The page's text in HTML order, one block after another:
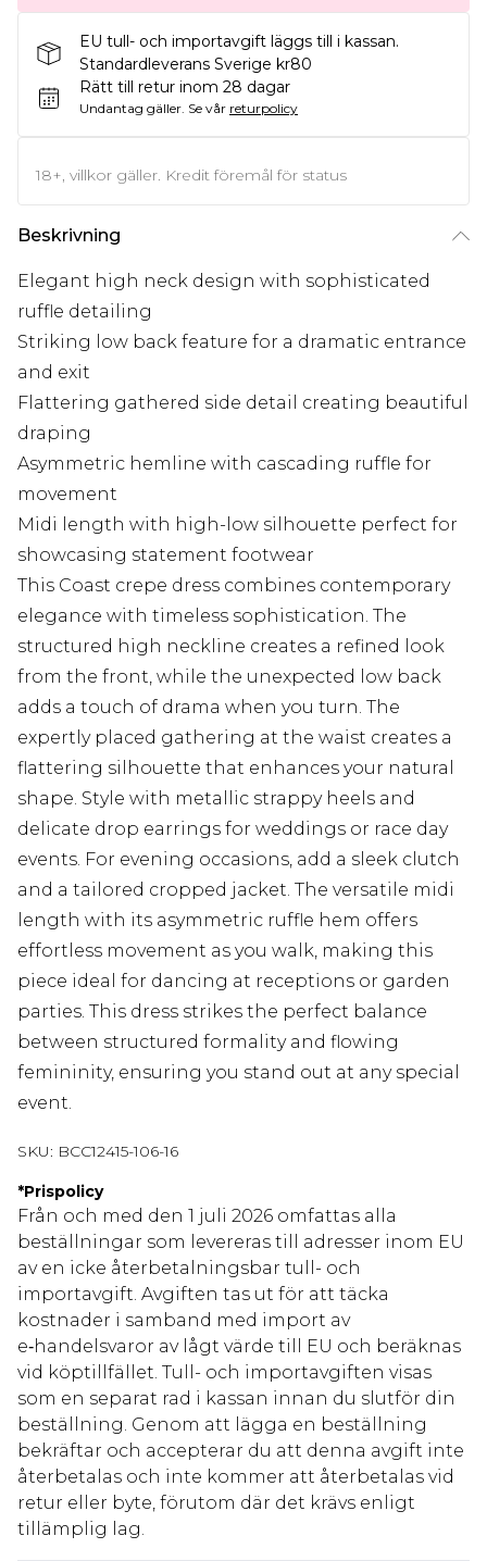
EU tull- och importavgift läggs till i kassan.
Standardleverans Sverige kr80
Rätt till retur inom 28 dagar
Undantag gäller. Se vår returpolicy
18+, villkor gäller. Kredit föremål för status
Beskrivning
Elegant high neck design with sophisticated
ruffle detailing
Striking low back feature for a dramatic entrance
and exit
Flattering gathered side detail creating beautiful
draping
Asymmetric hemline with cascading ruffle for
movement
Midi length with high-low silhouette perfect for
showcasing statement footwear
This Coast crepe dress combines contemporary
elegance with timeless sophistication. The
structured high neckline creates a refined look
from the front, while the unexpected low back
adds a touch of drama when you turn. The
expertly placed gathering at the waist creates a
flattering silhouette that enhances your natural
shape. Style with metallic strappy heels and
delicate drop earrings for weddings or race day
events. For evening occasions, add a sleek clutch
and a tailored cropped jacket. The versatile midi
length with its asymmetric ruffle hem offers
effortless movement as you walk, making this
piece ideal for dancing at receptions or garden
parties. This dress strikes the perfect balance
between structured formality and flowing
femininity, ensuring you stand out at any special
event.
SKU: BCC12415-106-16
*Prispolicy
Från och med den 1 juli 2026 omfattas alla
beställningar som levereras till adresser inom EU
av en icke återbetalningsbar tull- och
importavgift. Avgiften tas ut för att täcka
kostnader i samband med import av
e‑handelsvaror av lågt värde till EU och beräknas
vid köptillfället. Tull- och importavgiften visas
som en separat rad i kassan innan du slutför din
beställning. Genom att lägga en beställning
bekräftar och accepterar du att denna avgift inte
återbetalas och inte kommer att återbetalas vid
retur eller byte, förutom där det krävs enligt
tillämplig lag.